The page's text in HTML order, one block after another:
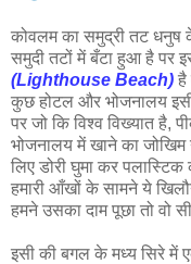
कोवलम का समुद्री तट धनुष
समुदी तटों में बँटा हुआ है पर
(Lighthouse Beach) है
कुछ होटल और भोजनालय
पर जो कि विश्व विख्यात है,
भोजनालय में खाने का
लिए डोरी घुमा कर पलास्टिक
हमारी आँखों के सामने ये
हमने उसका दाम पूछा तो वो
इसी की बगल के मध्य सिरे